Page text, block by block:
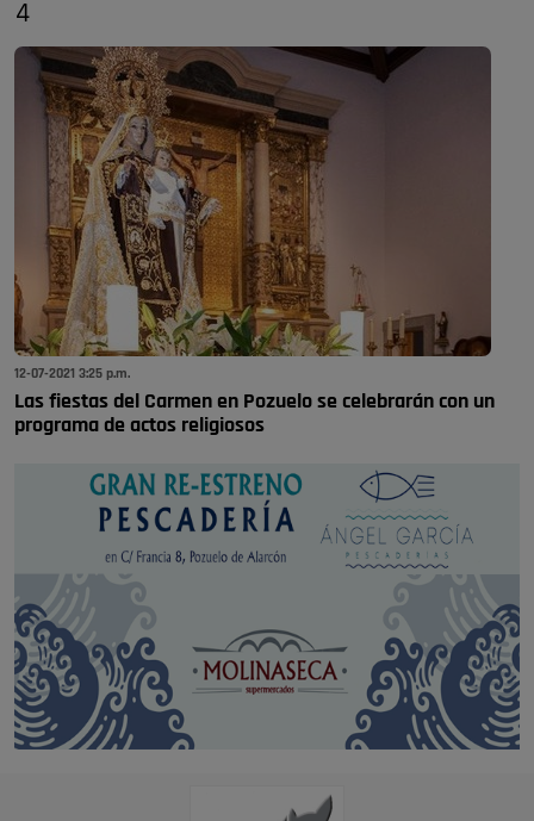
4
12-07-2021 3:25 p.m.
Las fiestas del Carmen en Pozuelo se celebrarán con un
programa de actos religiosos